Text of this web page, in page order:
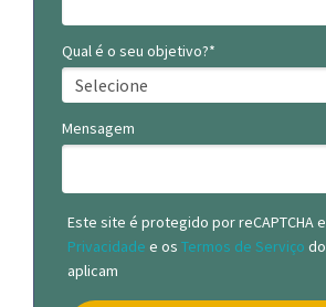
Qual é o seu objetivo?*
Mensagem
Este site é protegido por reCAPTCHA
Privacidade e os Termos de Serviço
aplicam